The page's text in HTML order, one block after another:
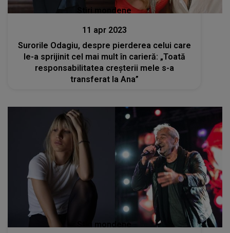
Stiri mondene
11 apr 2023
Surorile Odagiu, despre pierderea celui care
le-a sprijinit cel mai mult în carieră: „Toată
responsabilitatea creșterii mele s-a
transferat la Ana”
Stiri mondene